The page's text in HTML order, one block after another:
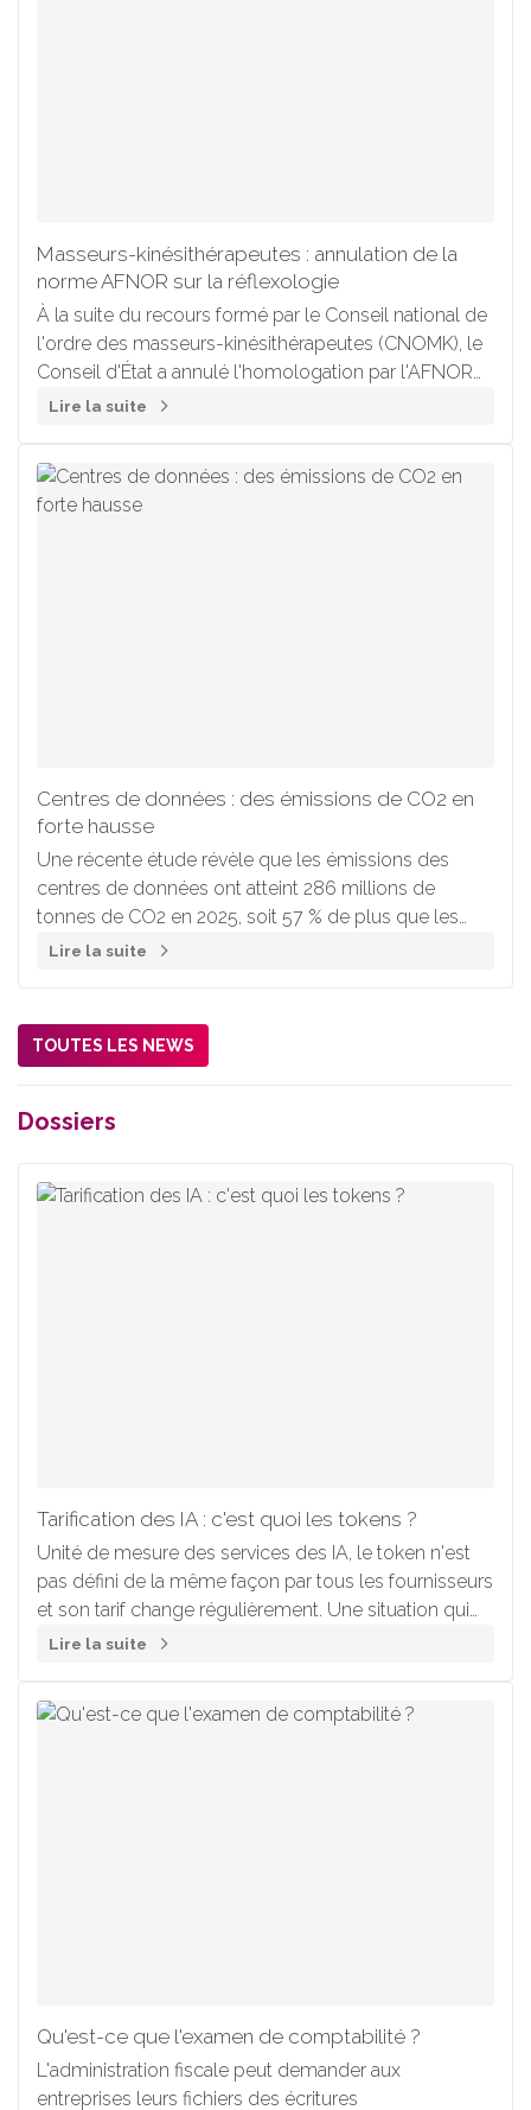
Masseurs-kinésithérapeutes : annulation de la
norme AFNOR sur la réflexologie
À la suite du recours formé par le Conseil national de
l'ordre des masseurs-kinésithérapeutes (CNOMK), le
Conseil d'État a annulé l'homologation par l'AFNOR
de la norme n° NF 99-807 relative aux « Prestations
Lire la suite
Centres de données : des émissions de CO2 en
forte hausse
Une récente étude révèle que les émissions des
centres de données ont atteint 286 millions de
tonnes de CO2 en 2025, soit 57 % de plus que les
évaluations antérieures.
Lire la suite
TOUTES LES NEWS
Dossiers
Tarification des IA : c'est quoi les tokens ?
Unité de mesure des services des IA, le token n'est
pas défini de la même façon par tous les fournisseurs
et son tarif change régulièrement. Une situation qui
complique la vie des entreprises utilisatrices.
Lire la suite
Qu'est-ce que l'examen de comptabilité ?
L'administration fiscale peut demander aux
entreprises leurs fichiers des écritures